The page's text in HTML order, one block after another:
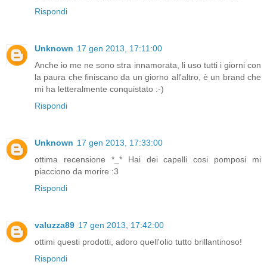
Rispondi
Unknown 17 gen 2013, 17:11:00
Anche io me ne sono stra innamorata, li uso tutti i giorni con
la paura che finiscano da un giorno all'altro, è un brand che
mi ha letteralmente conquistato :-)
Rispondi
Unknown 17 gen 2013, 17:33:00
ottima recensione *_* Hai dei capelli cosi pomposi mi
piacciono da morire :3
Rispondi
valuzza89 17 gen 2013, 17:42:00
ottimi questi prodotti, adoro quell'olio tutto brillantinoso!
Rispondi